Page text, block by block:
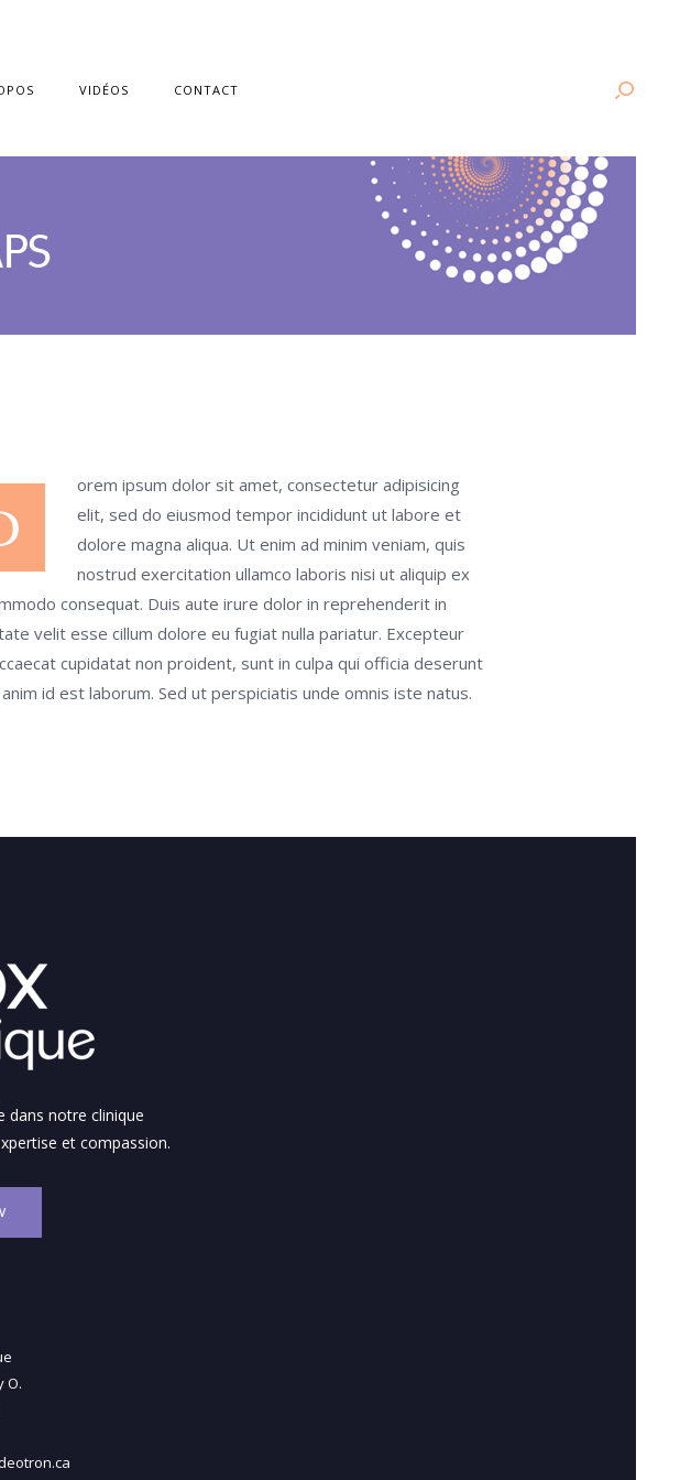
VIDÉOS CONTACT
orem ipsum dolor sit amet, consectetur adipisicing
elit, sed do eiusmod tempor incididunt ut labore et
dolore magna aliqua. Ut enim ad minim veniam, quis
nostrud exercitation ullamco laboris nisi ut aliquip ex
consequat. Duis aute irure dolor in reprehenderit in
velit esse cillum dolore eu fugiat nulla pariatur. Excepteur
cupidatat non proident, sunt in culpa qui officia deserunt
id est laborum. Sed ut perspiciatis unde omnis iste natus.
dans notre clinique
et compassion.
O.